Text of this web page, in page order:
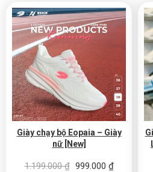
Giày chạy bộ Eopaia – Giày
nữ [New]
1.199.000₫ Giá gốc là: 1.199.000
999.000 ₫Giá hiện